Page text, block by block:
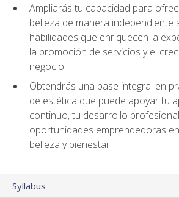
Ampliarás tu capacidad para
belleza de manera independiente
habilidades que enriquecen la
la promoción de servicios y el
negocio.
Obtendrás una base integral en
de estética que puede apoyar tu
continuo, tu desarrollo
oportunidades emprendedoras
belleza y bienestar.
Syllabus